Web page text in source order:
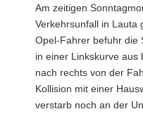
Am zeitigen
Verkehrsunfall in Lauta
Opel-Fahrer befuhr die
in einer Linkskurve aus
nach rechts von der
Kollision mit einer
verstarb noch an der